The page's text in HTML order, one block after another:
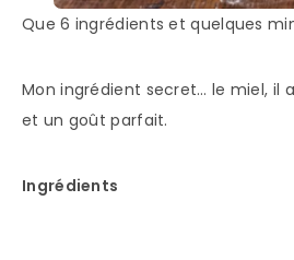
Que 6 ingrédients et quelques
Mon ingrédient secret… le miel, il
et un goût parfait.
Ingrédients